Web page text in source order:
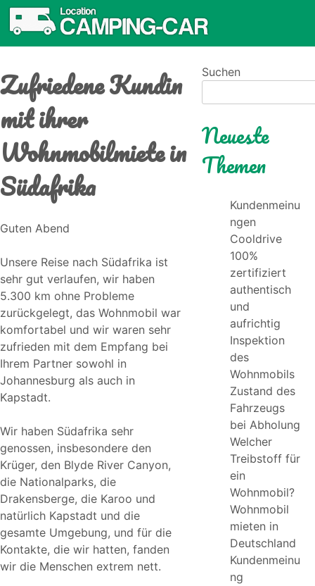
Zufriedene Kundin
mit ihrer
Wohnmobilmiete in
Südafrika
Guten Abend
Unsere Reise nach Südafrika ist
sehr gut verlaufen, wir haben
5.300 km ohne Probleme
zurückgelegt, das Wohnmobil war
komfortabel und wir waren sehr
zufrieden mit dem Empfang bei
Ihrem Partner sowohl in
Johannesburg als auch in
Kapstadt.
Wir haben Südafrika sehr
genossen, insbesondere den
Krüger, den Blyde River Canyon,
die Nationalparks, die
Drakensberge, die Karoo und
natürlich Kapstadt und die
gesamte Umgebung, und für die
Kontakte, die wir hatten, fanden
wir die Menschen extrem nett.
Suchen
Neueste
Themen
Kundenmeinu
ngen
Cooldrive
100%
zertifiziert
authentisch
und
aufrichtig
Inspektion
des
Wohnmobils
Zustand des
Fahrzeugs
bei Abholung
Welcher
Treibstoff für
ein
Wohnmobil?
Wohnmobil
mieten in
Deutschland
Kundenmeinu
ng